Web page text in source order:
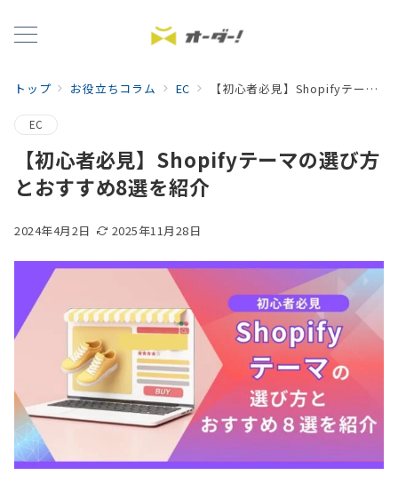
トップ お役立ちコラム EC 【初心者必見】Shopifyテーマの選び方とおすすめ8選を紹介
EC
【初心者必見】Shopifyテーマの選び方
とおすすめ8選を紹介
2024年4月2日 2025年11月28日